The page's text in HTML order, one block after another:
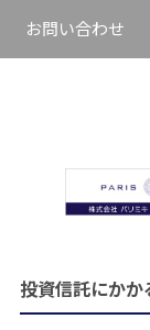
お問い合わせ
投資信託にかか